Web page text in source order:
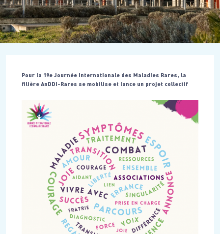
Pour la 19e Journée Internationale des Maladies Rares, la
filière AnDDI-Rares se mobilise et lance un projet collectif